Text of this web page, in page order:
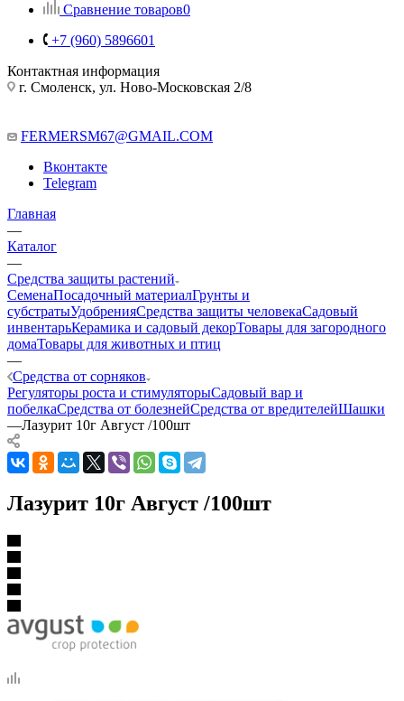
Сравнение товаров0
+7 (960) 5896601
Контактная информация
г. Смоленск, ул. Ново-Московская 2/8
FERMERSM67@GMAIL.COM
Вконтакте
Telegram
Главная
—
Каталог
—
Средства защиты растений
СеменаПосадочный материалГрунты и
субстратыУдобренияСредства защиты человекаСадовый
инвентарьКерамика и садовый декорТовары для загородного
домаТовары для животных и птиц
—
Средства от сорняков
Регуляторы роста и стимуляторыСадовый вар и
побелкаСредства от болезнейСредства от вредителейШашки
—Лазурит 10г Август /100шт
Лазурит 10г Август /100шт